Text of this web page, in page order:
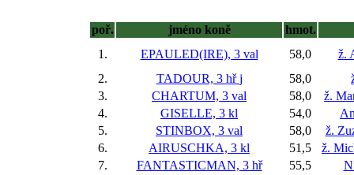
poř. jméno koně
hmot.
1.
EPAULED(IRE), 3 val 58,0
ž.
2.
TADOUR, 3 hřj 58,0
3.
CHARTUM, 3 val 58,0
ž.
4.
GISELLE, 3 kl 54,0
5.
STINBOX, 3 val 58,0
ž.
6.
AIRUSCHKA, 3 kl 51,5
ž.
7.
FANTASTICMAN, 3 hř 55,5